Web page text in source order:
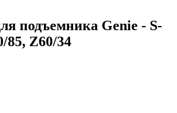
подъемника Genie - S-
85, Z60/34